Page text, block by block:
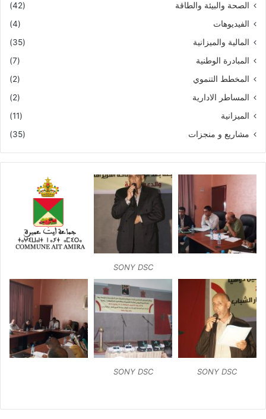
الصحة والبيئة والطاقة
(42)
الفيديوهات
(4)
المالية والميزانية
(35)
المبادرة الوطنية
(7)
المخطط التنموي
(2)
المساطر الادارية
(2)
الميزانية
(11)
مشاريع و منجزات
(35)
SONY DSC
SONY DSC
SONY DSC